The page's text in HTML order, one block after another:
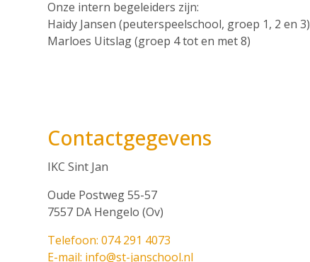
Onze intern begeleiders zijn:
Haidy Jansen (peuterspeelschool, groep 1, 2 en 3)
Marloes Uitslag (groep 4 tot en met 8)
Contactgegevens
IKC Sint Jan
Oude Postweg 55-57
7557 DA Hengelo (Ov)
Telefoon: 074 291 4073
E-mail: info@st-janschool.nl